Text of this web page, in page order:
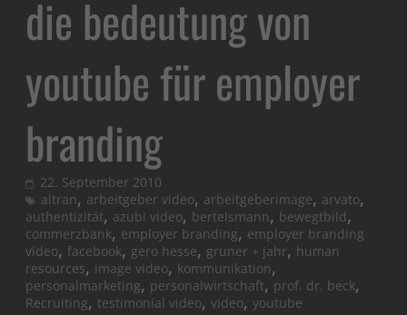
die bedeutung von
youtube für employer
branding
22. September 2010
altran, arbeitgeber video, arbeitgeberimage, arvato,
authentizität, azubi video, bertelsmann, bewegtbild,
commerzbank, employer branding, employer branding
video, facebook, gero hesse, gruner + jahr, human
resources, image video, kommunikation,
personalmarketing, personalwirtschaft, prof. dr. beck,
Recruiting,testimonial video,video,youtube